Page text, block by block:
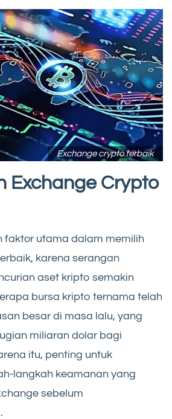
Exchange crypto terbaik
Exchange Crypto
faktor utama dalam memilih
karena serangan
aset kripto semakin
bursa kripto ternama telah
besar di masa lalu, yang
miliaran dolar bagi
itu, penting untuk
langkah keamanan yang
sebelum